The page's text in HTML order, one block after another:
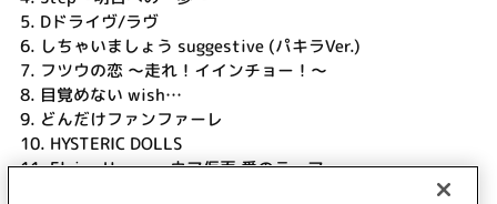
5. Dドライヴ/ラヴ
6. しちゃいましょう suggestive (パキラVer.)
7. フツウの恋 ～走れ！イインチョー！～
8. 目覚めない wish…
9. どんだけファンファーレ
10. HYSTERIC DOLLS
11.Flying Horse ～ウマ仮面 愛のテーマ～